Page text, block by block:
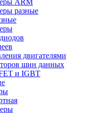
разные
двигателями
шин данных
и IGBT